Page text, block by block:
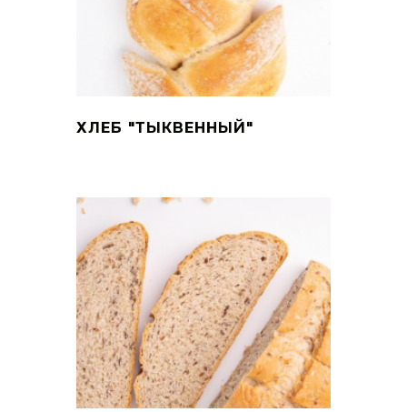
ХЛЕБ "ТЫКВЕННЫЙ"